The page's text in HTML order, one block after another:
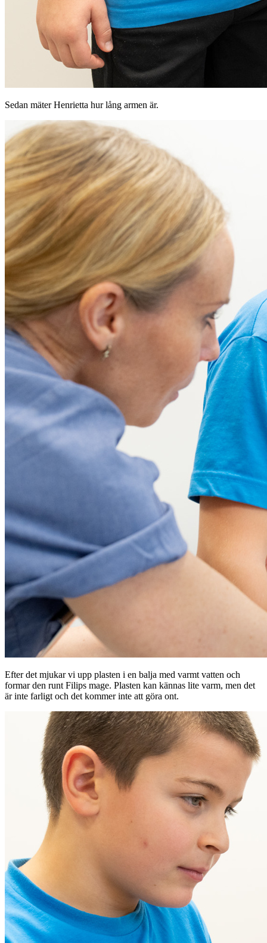
Sedan mäter Henrietta hur lång armen är.
Efter det mjukar vi upp plasten i en balja med varmt vatten och
formar den runt Filips mage. Plasten kan kännas lite varm, men det
är inte farligt och det kommer inte att göra ont.